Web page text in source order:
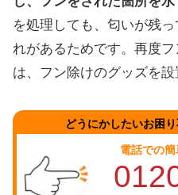
を処理しても、匂いが残
れがあるためです。再度
は、フン除けのグッズを
どうにかしたいお困
電話での